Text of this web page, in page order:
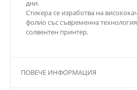
дни.
Стикера се изработва на
фолио със съвременна
солвентен принтер.
ПОВЕЧЕ ИНФОРМАЦИЯ